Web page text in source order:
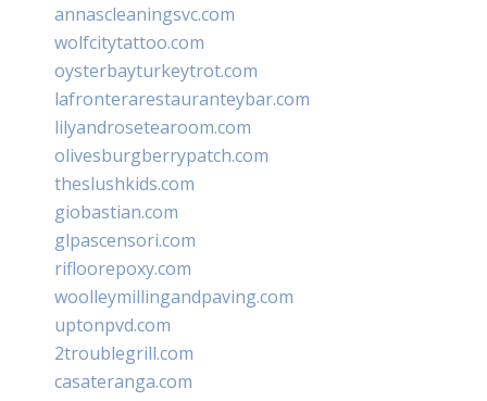
annascleaningsvc.com
wolfcitytattoo.com
oysterbayturkeytrot.com
lafronterarestauranteybar.com
lilyandrosetearoom.com
olivesburgberrypatch.com
theslushkids.com
giobastian.com
glpascensori.com
rifloorepoxy.com
woolleymillingandpaving.com
uptonpvd.com
2troublegrill.com
casateranga.com